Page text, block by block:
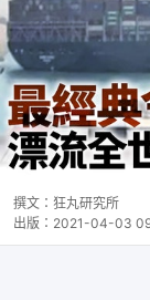
撰文： 狂丸研究所
出版： 2021-04-03